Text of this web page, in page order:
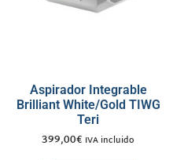
Aspirador Integrable
Brilliant White/Gold TIWG
Teri
399,00€ IVA incluido